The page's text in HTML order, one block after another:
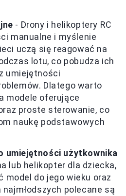
- Drony i helikoptery RC
manualne i myślenie
uczą się reagować na
lotu, co pobudza ich
umiejętności
Dlatego warto
modele oferujące
proste sterowanie, co
naukę podstawowych
umiejętności użytkownika
lub helikopter dla dziecka,
model do jego wieku oraz
polecane są